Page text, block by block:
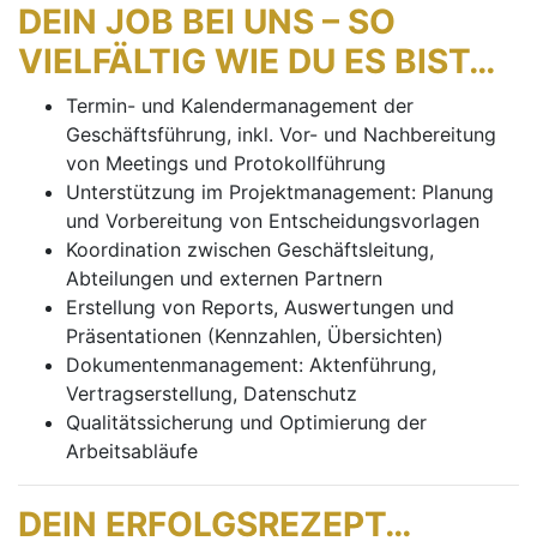
DEIN JOB BEI UNS – SO
VIELFÄLTIG WIE DU ES BIST…
Termin- und Kalendermanagement der
Geschäftsführung, inkl. Vor- und Nachbereitung
von Meetings und Protokollführung
Unterstützung im Projektmanagement: Planung
und Vorbereitung von Entscheidungsvorlagen
Koordination zwischen Geschäftsleitung,
Abteilungen und externen Partnern
Erstellung von Reports, Auswertungen und
Präsentationen (Kennzahlen, Übersichten)
Dokumentenmanagement: Aktenführung,
Vertragserstellung, Datenschutz
Qualitätssicherung und Optimierung der
Arbeitsabläufe
DEIN ERFOLGSREZEPT…